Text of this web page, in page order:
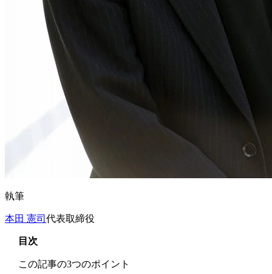
執筆
本田 憲司 代表取締役
目次
この記事の3つのポイント